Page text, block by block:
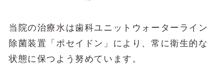
当院の治療水は歯科ユニットウォーターライン
除菌装置「ポセイドン」により、常に衛生的な
状態に保つよう努めています。